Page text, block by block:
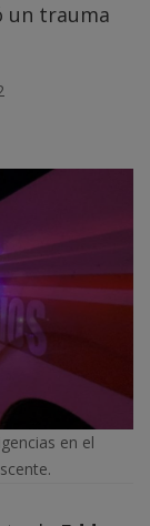
un trauma
en el